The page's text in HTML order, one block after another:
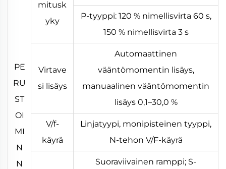
PE
RU
ST
OI
MI
N
N
mitusk
yky
P-tyyppi: 120 % nimellisvirta 60 s,
150 % nimellisvirta 3 s
Virtave
si lisäys
Automaattinen
vääntömomentin lisäys,
manuaalinen vääntömomentin
lisäys 0,1–30,0 %
V/f-
käyrä
Linjatyypi, monipisteinen tyyppi,
N-tehon V/F-käyrä
Suoraviivainen ramppi; S-